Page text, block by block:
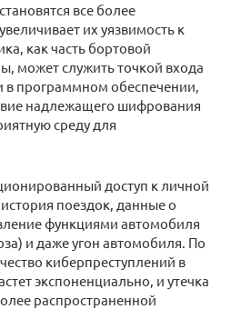
все более
их уязвимость к
как часть бортовой
может служить точкой входа
в программном обеспечении,
надлежащего шифрования
среду для
доступ к личной
поездок, данные о
функциями автомобиля
и даже угон автомобиля. По
киберпреступлений в
экспоненциально, и утечка
распространенной